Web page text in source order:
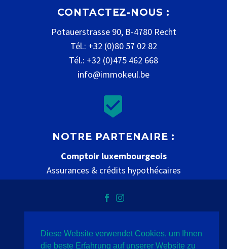
CONTACTEZ-NOUS :
Potauerstrasse 90, B-4780 Recht
Tél.: +32 (0)80 57 02 82
Tél.: +32 (0)475 462 668
info@immokeul.be


NOTRE PARTENAIRE :
Comptoir luxembourgeois
Assurances & crédits hypothécaires
Datenschutz Impressum Kontakt
Diese Website verwendet Cookies, um Ihnen
die beste Erfahrung auf unserer Website zu